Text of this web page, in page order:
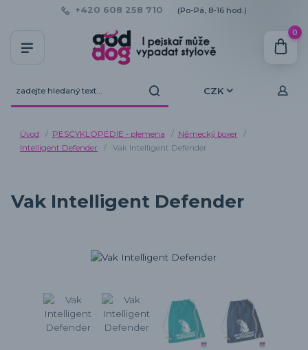
CZK
+420 608 258 710 (Po-Pá, 8-16 hod.)
0
Úvod PESCYKLOPEDIE - plemena
Německý boxer
Intelligent Defender
Vak Intelligent Defender
Vak Intelligent Defender